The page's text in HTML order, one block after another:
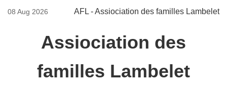
08 Aug 2026 AFL - Assiociation des familles Lambelet
Assiociation des
familles Lambelet